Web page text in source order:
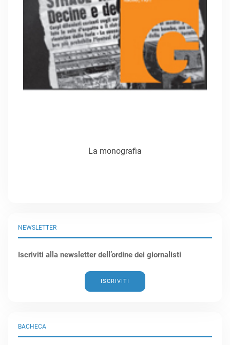
BACHECA
NEWSLETTER
Iscriviti alla newsletter dell’ordine dei giornalisti
ISCRIVITI
La monografia